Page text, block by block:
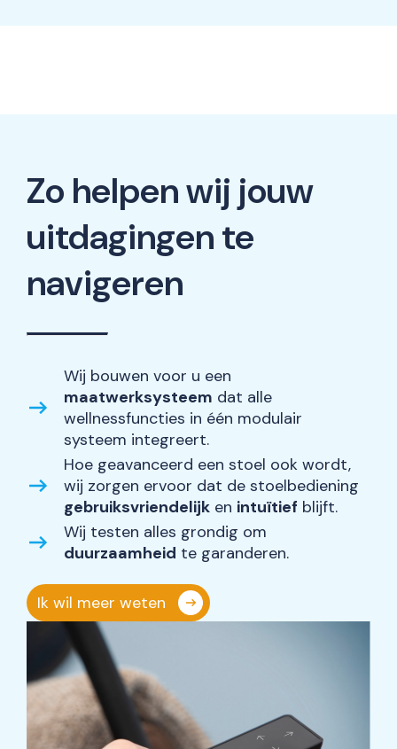
Zo helpen wij jouw
uitdagingen te
navigeren
Wij bouwen voor u een
maatwerksysteem dat alle
wellnessfuncties in één modulair
systeem integreert.
Hoe geavanceerd een stoel ook wordt,
wij zorgen ervoor dat de stoelbediening
gebruiksvriendelijk en intuïtief blijft.
Wij testen alles grondig om
duurzaamheid te garanderen.
Ik wil meer weten